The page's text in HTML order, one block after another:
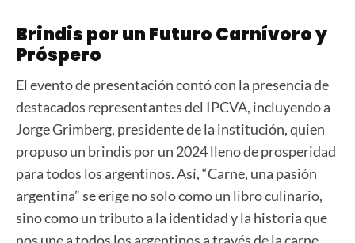
Brindis por un Futuro Carnívoro y
Próspero
El evento de presentación contó con la presencia de
destacados representantes del IPCVA, incluyendo a
Jorge Grimberg, presidente de la institución, quien
propuso un brindis por un 2024 lleno de prosperidad
para todos los argentinos. Así, “Carne, una pasión
argentina” se erige no solo como un libro culinario,
sino como un tributo a la identidad y la historia que